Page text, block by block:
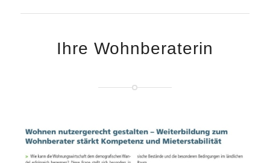
Ihre Wohnberaterin